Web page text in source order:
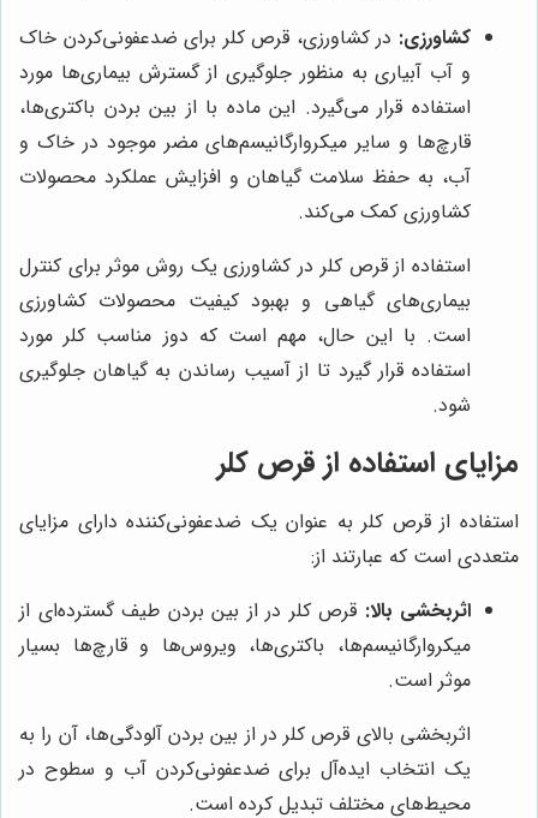
کشاورزی: در کشاورزی، قرص کلر برای ضدعفونی‌کردن خاک
و آب آبیاری به منظور جلوگیری از گسترش بیماری‌ها مورد
استفاده قرار می‌گیرد. این ماده با از بین بردن باکتری‌ها،
قارچ‌ها و سایر میکروارگانیسم‌های مضر موجود در خاک و
آب، به حفظ سلامت گیاهان و افزایش عملکرد محصولات
کشاورزی کمک می‌کند.
استفاده از قرص کلر در کشاورزی یک روش موثر برای کنترل
بیماری‌های گیاهی و بهبود کیفیت محصولات کشاورزی
است. با این حال، مهم است که دوز مناسب کلر مورد
استفاده قرار گیرد تا از آسیب رساندن به گیاهان جلوگیری
شود.
مزایای استفاده از قرص کلر
استفاده از قرص کلر به عنوان یک ضدعفونی‌کننده دارای مزایای
متعددی است که عبارتند از:
اثربخشی بالا: قرص کلر در از بین بردن طیف گسترده‌ای از
میکروارگانیسم‌ها، باکتری‌ها، ویروس‌ها و قارچ‌ها بسیار
موثر است.
اثربخشی بالای قرص کلر در از بین بردن آلودگی‌ها، آن را به
یک انتخاب ایده‌آل برای ضدعفونی‌کردن آب و سطوح در
محیط‌های مختلف تبدیل کرده است.